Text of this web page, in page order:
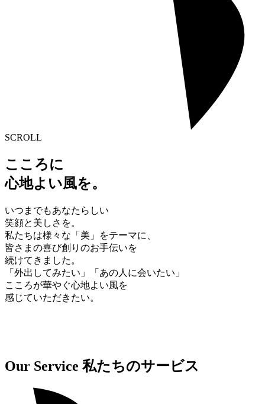
SCROLL
こころに
心地よい風を。
いつまでもあなたらしい
笑顔と美しさを。
私たちは様々な「美」をテーマに、
皆さまの喜び創りのお手伝いを
続けてきました。
「外出してみたい」「あの人に会いたい」
こころが華やぐ心地よい風を
感じていただきたい。
Our Service 私たちのサービス